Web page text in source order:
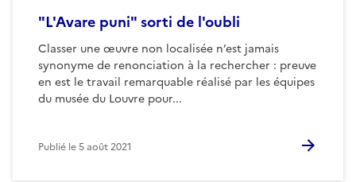
"L'Avare puni" sorti de l'oubli
Classer une œuvre non localisée n’est jamais
synonyme de renonciation à la rechercher : preuve
en est le travail remarquable réalisé par les équipes
du musée du Louvre pour...
Publié le5 août 2021